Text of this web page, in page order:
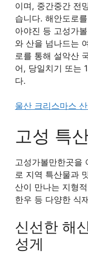
이며, 중간중간 전
습니다. 해안도로
아야진 등 고성가
와 산을 넘나드는
로를 통해 설악산
어, 당일치기 또는
다.
울산 크리스마스
고성 특
고성가볼만한곳을
로 지역 특산물과
산이 만나는 지형
한우 등 다양한 식
신선한 해
성게